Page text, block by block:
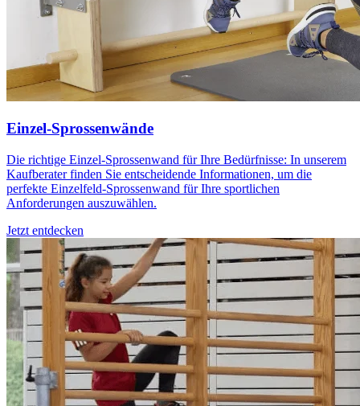
Einzel-Sprossenwände
Die richtige Einzel-Sprossenwand für Ihre Bedürfnisse: In unserem
Kaufberater finden Sie entscheidende Informationen, um die
perfekte Einzelfeld-Sprossenwand für Ihre sportlichen
Anforderungen auszuwählen.
Jetzt entdecken